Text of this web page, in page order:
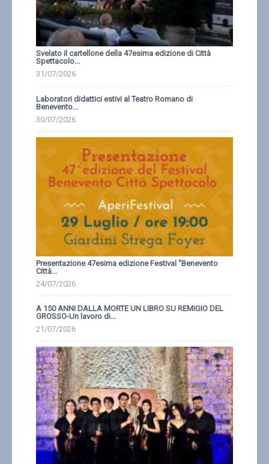
Svelato il cartellone della 47esima edizione di Città
Spettacolo...
31/07/2026
Laboratori didattici estivi al Teatro Romano di
Benevento...
30/07/2026
Presentazione 47esima edizione Festival ''Benevento
Città...
24/07/2026
A 150 ANNI DALLA MORTE UN LIBRO SU REMIGIO DEL
GROSSO-Un lavoro di...
21/07/2026